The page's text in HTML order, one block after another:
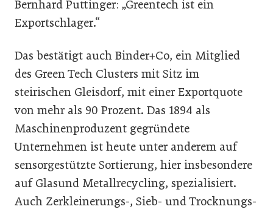
Bernhard Puttinger: „Greentech ist ein
Exportschlager.“
Das bestätigt auch Binder+Co, ein Mitglied
des Green Tech Clusters mit Sitz im
steirischen Gleisdorf, mit einer Exportquote
von mehr als 90 Prozent. Das 1894 als
Maschinenproduzent gegründete
Unternehmen ist heute unter anderem auf
sensorgestützte Sortierung, hier insbesondere
auf Glasund Metallrecycling, spezialisiert.
Auch Zerkleinerungs-, Sieb- und Trocknungs-